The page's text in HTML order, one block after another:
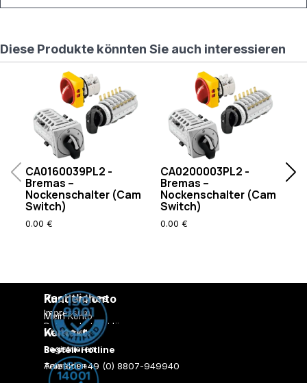
Diese Produkte könnten Sie auch interessieren
CA0160039PL2 -
Bremas –
Nockenschalter (Cam
Switch)
0.00 €
CA0200003PL2 -
Bremas –
Nockenschalter (Cam
Switch)
0.00 €
Kundenkonto
Mein Konto
Warenkorb
Registrieren
Anmelden
Kontakt
Bestell-Hotline
Telefon: +49 (0) 8807-949940
Rechtliches
Impressum
Datenschutzerklärung
AGB
Versandkosten
Zahlungsarten
Lieferzeiten